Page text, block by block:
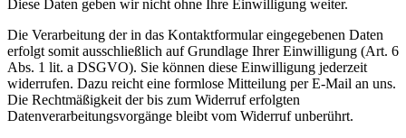
Diese Daten geben wir nicht ohne Ihre Einwilligung weiter.
Die Verarbeitung der in das Kontaktformular eingegebenen Daten
erfolgt somit ausschließlich auf Grundlage Ihrer Einwilligung (Art. 6
Abs. 1 lit. a DSGVO). Sie können diese Einwilligung jederzeit
widerrufen. Dazu reicht eine formlose Mitteilung per E-Mail an uns.
Die Rechtmäßigkeit der bis zum Widerruf erfolgten
Datenverarbeitungsvorgänge bleibt vom Widerruf unberührt.